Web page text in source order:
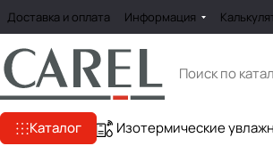
Доставка и оплата Информация
Каталог Изотермические